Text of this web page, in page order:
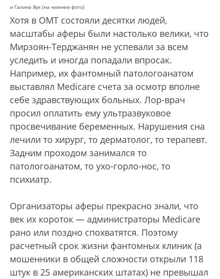
и Галина Вук (на нижнем фото)
Хотя в ОМТ состояли десятки людей,
масштабы аферы были настолько велики, что
Мирзоян-Терджанян не успевали за всем
уследить и иногда попадали впросак.
Например, их фантомный патологоанатом
выставлял Medicare счета за осмотр вполне
себе здравствующих больных. Лор-врач
просил оплатить ему ультразвуковое
просвечивание беременных. Нарушения сна
лечили то хирург, то дерматолог, то терапевт.
Задним проходом занимался то
патологоанатом, то ухо-горло-нос, то
психиатр.
Организаторы аферы прекрасно знали, что
век их короток — администраторы Medicare
рано или поздно спохватятся. Поэтому
расчетный срок жизни фантомных клиник (а
мошенники в общей сложности открыли 118
штук в 25 американских штатах) не превышал